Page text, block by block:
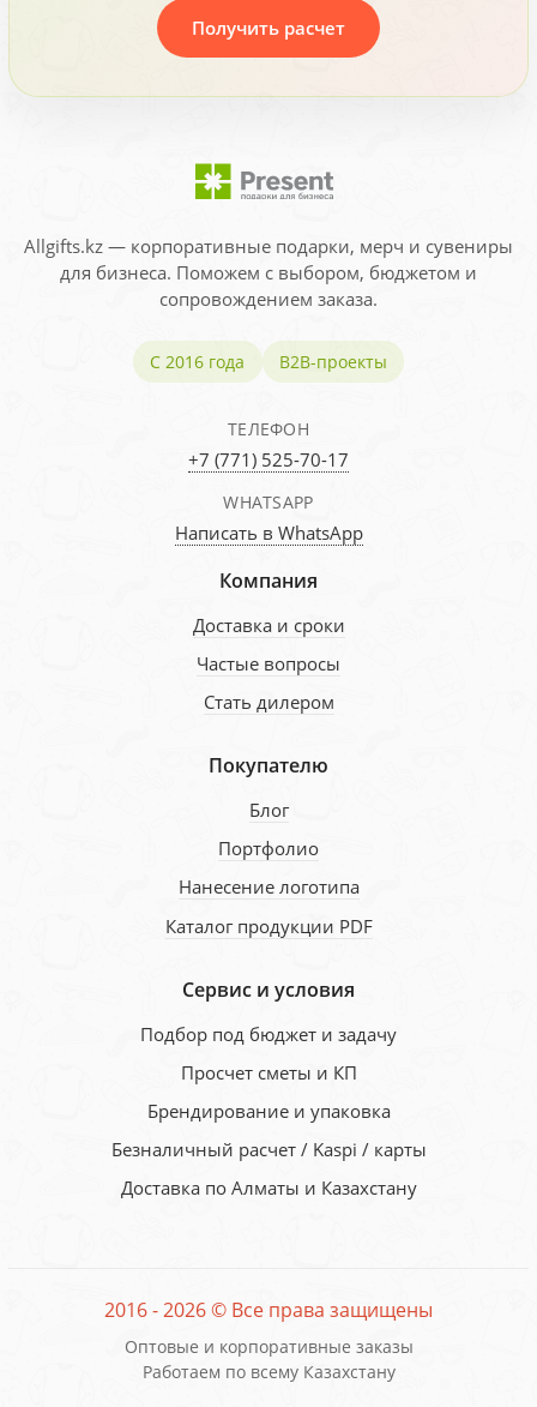
Получить расчет
Allgifts.kz — корпоративные подарки, мерч и сувениры
для бизнеса. Поможем с выбором, бюджетом и
сопровождением заказа.
С 2016 года B2B-проекты
ТЕЛЕФОН
+7 (771) 525-70-17
WHATSAPP
Написать в WhatsApp
Компания
Доставка и сроки
Частые вопросы
Стать дилером
Покупателю
Блог
Портфолио
Нанесение логотипа
Каталог продукции PDF
Сервис и условия
Подбор под бюджет и задачу
Просчет сметы и КП
Брендирование и упаковка
Безналичный расчет / Kaspi / карты
Доставка по Алматы и Казахстану
2016 - 2026 © Все права защищены
Оптовые и корпоративные заказы
Работаем по всему Казахстану